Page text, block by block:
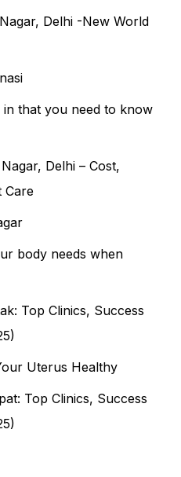
Delhi -New World
in that you need to know
Delhi – Cost,
Care
body needs when
Top Clinics, Success
Uterus Healthy
Top Clinics, Success